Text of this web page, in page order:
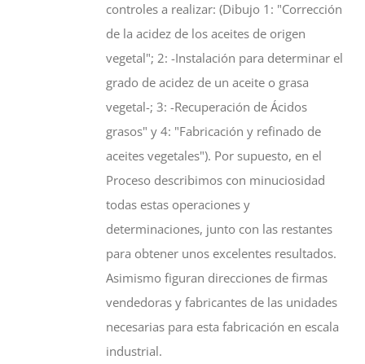
controles a realizar: (Dibujo 1: "Corrección
de la acidez de los aceites de origen
vegetal"; 2: -Instalación para determinar el
grado de acidez de un aceite o grasa
vegetal-; 3: -Recuperación de Ácidos
grasos" y 4: "Fabricación y refinado de
aceites vegetales"). Por supuesto, en el
Proceso describimos con minuciosidad
todas estas operaciones y
determinaciones, junto con las restantes
para obtener unos excelentes resultados.
Asimismo figuran direcciones de firmas
vendedoras y fabricantes de las unidades
necesarias para esta fabricación en escala
industrial.